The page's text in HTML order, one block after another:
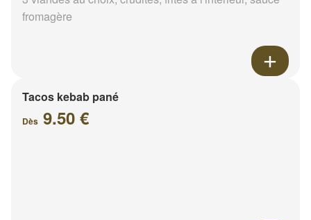
fromagère
Tacos kebab pané
Dès 9.50 €